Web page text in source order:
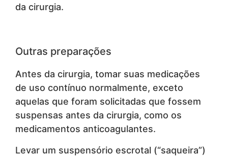
da cirurgia.
Outras preparações
Antes da cirurgia, tomar suas medicações
de uso contínuo normalmente, exceto
aquelas que foram solicitadas que fossem
suspensas antes da cirurgia, como os
medicamentos anticoagulantes.
Levar um suspensório escrotal (“saqueira”)